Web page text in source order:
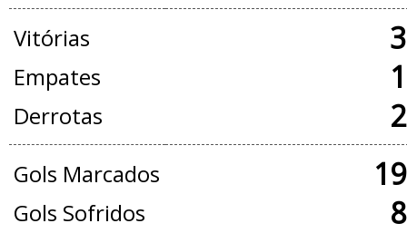
Vitórias
Empates
Derrotas
Gols Marcados
Gols Sofridos